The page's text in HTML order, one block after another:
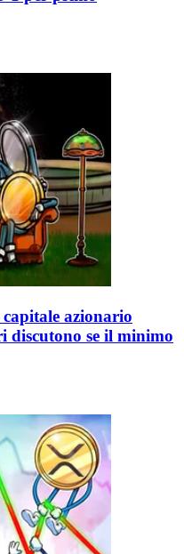
azionario
discutono se il minimo